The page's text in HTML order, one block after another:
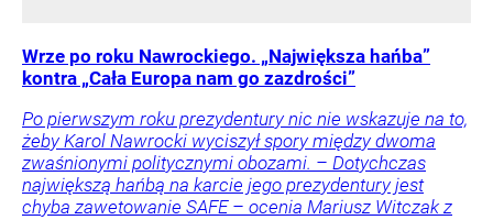
Wrze po roku Nawrockiego. „Największa hańba”
kontra „Cała Europa nam go zazdrości”
Po pierwszym roku prezydentury nic nie wskazuje na to,
żeby Karol Nawrocki wyciszył spory między dwoma
zwaśnionymi politycznymi obozami. – Dotychczas
największą hańbą na karcie jego prezydentury jest
chyba zawetowanie SAFE – ocenia Mariusz Witczak z